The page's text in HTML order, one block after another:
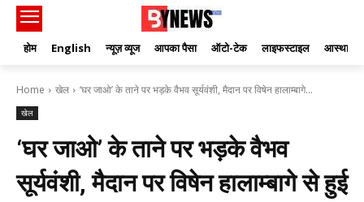
होम English न्यूज़ व्यूज आपका पैसा ऑटो-टेक लाइफस्टाइल आस्था
Home खेल ‘घर जाओ’ के ताने पर भड़के वैभव सूर्यवंशी, मैदान पर विषेन हालाम्बागे...
खेल
‘घर जाओ’ के ताने पर भड़के वैभव
सूर्यवंशी, मैदान पर विषेन हालाम्बागे से हुई